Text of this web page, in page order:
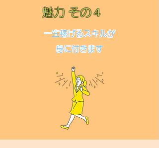
魅力 その４
一生稼げるスキルが
身に付きます